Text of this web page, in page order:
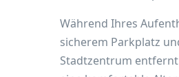
Während Ihres
sicherem Parkplatz
Stadtzentrum